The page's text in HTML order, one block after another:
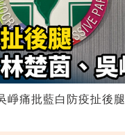
崢痛批藍白防疫扯後腿